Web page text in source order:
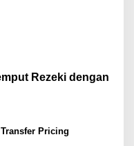
Rezeki dengan
Pricing